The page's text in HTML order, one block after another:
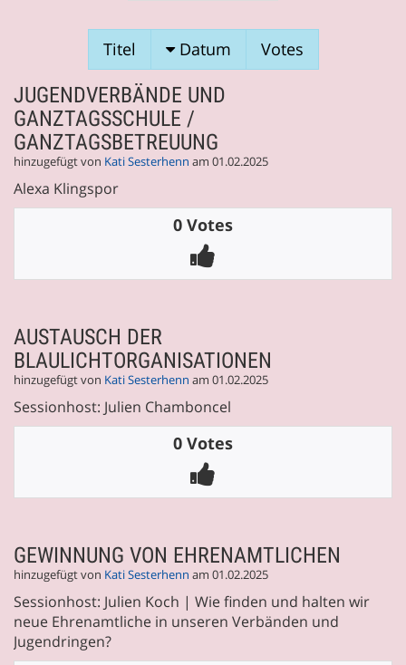
SESSIONVORSCHLÄGE
Titel Datum Votes
JUGENDVERBÄNDE UND
GANZTAGSSCHULE /
GANZTAGSBETREUUNG
hinzugefügt von Kati Sesterhenn am 01.02.2025
Alexa Klingspor
0 Votes
AUSTAUSCH DER
BLAULICHTORGANISATIONEN
hinzugefügt von Kati Sesterhenn am 01.02.2025
Sessionhost: Julien Chamboncel
0 Votes
GEWINNUNG VON EHRENAMTLICHEN
hinzugefügt von Kati Sesterhenn am 01.02.2025
Sessionhost: Julien Koch | Wie finden und halten wir
neue Ehrenamtliche in unseren Verbänden und
Jugendringen?